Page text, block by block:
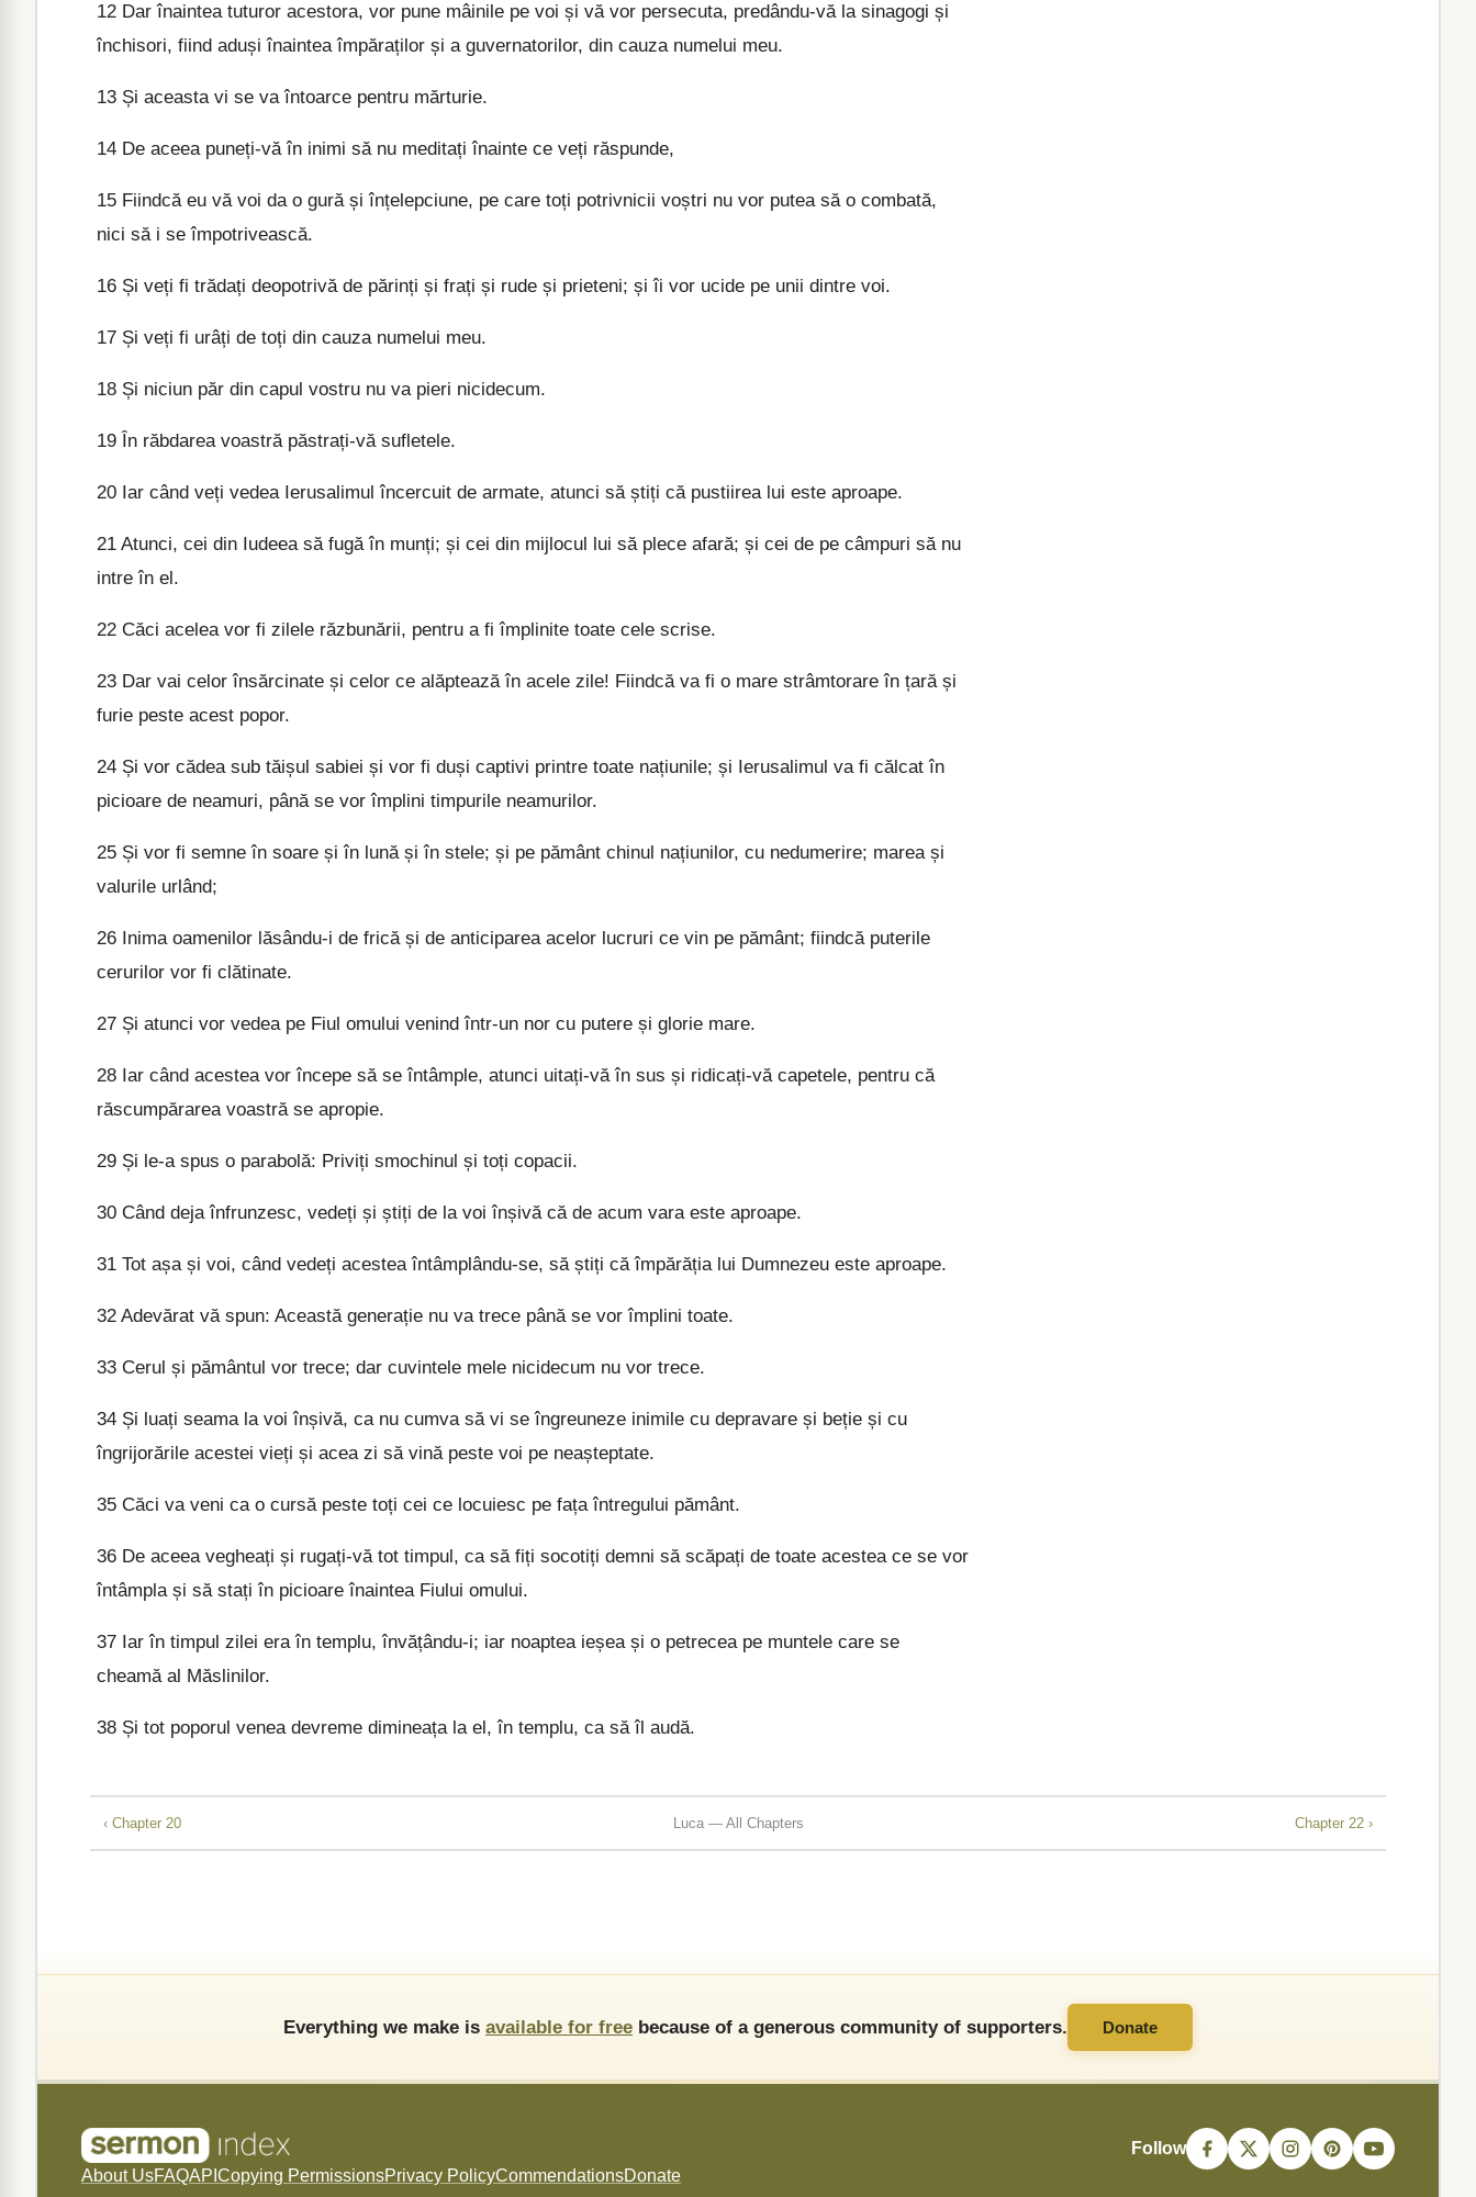
12 Dar înaintea tuturor acestora, vor pune mâinile pe voi și vă vor persecuta, predându-vă la sinagogi și
închisori, fiind aduși înaintea împăraților și a guvernatorilor, din cauza numelui meu.
13 Și aceasta vi se va întoarce pentru mărturie.
14 De aceea puneți-vă în inimi să nu meditați înainte ce veți răspunde,
15 Fiindcă eu vă voi da o gură și înțelepciune, pe care toți potrivnicii voștri nu vor putea să o combată,
nici să i se împotrivească.
16 Și veți fi trădați deopotrivă de părinți și frați și rude și prieteni; și îi vor ucide pe unii dintre voi.
17 Și veți fi urâți de toți din cauza numelui meu.
18 Și niciun păr din capul vostru nu va pieri nicidecum.
19 În răbdarea voastră păstrați-vă sufletele.
20 Iar când veți vedea Ierusalimul încercuit de armate, atunci să știți că pustiirea lui este aproape.
21 Atunci, cei din Iudeea să fugă în munți; și cei din mijlocul lui să plece afară; și cei de pe câmpuri să nu
intre în el.
22 Căci acelea vor fi zilele răzbunării, pentru a fi împlinite toate cele scrise.
23 Dar vai celor însărcinate și celor ce alăptează în acele zile! Fiindcă va fi o mare strâmtorare în țară și
furie peste acest popor.
24 Și vor cădea sub tăișul sabiei și vor fi duși captivi printre toate națiunile; și Ierusalimul va fi călcat în
picioare de neamuri, până se vor împlini timpurile neamurilor.
25 Și vor fi semne în soare și în lună și în stele; și pe pământ chinul națiunilor, cu nedumerire; marea și
valurile urlând;
26 Inima oamenilor lăsându-i de frică și de anticiparea acelor lucruri ce vin pe pământ; fiindcă puterile
cerurilor vor fi clătinate.
27 Și atunci vor vedea pe Fiul omului venind într-un nor cu putere și glorie mare.
28 Iar când acestea vor începe să se întâmple, atunci uitați-vă în sus și ridicați-vă capetele, pentru că
răscumpărarea voastră se apropie.
29 Și le-a spus o parabolă: Priviți smochinul și toți copacii.
30 Când deja înfrunzesc, vedeți și știți de la voi înșivă că de acum vara este aproape.
31 Tot așa și voi, când vedeți acestea întâmplându-se, să știți că împărăția lui Dumnezeu este aproape.
32 Adevărat vă spun: Această generație nu va trece până se vor împlini toate.
33 Cerul și pământul vor trece; dar cuvintele mele nicidecum nu vor trece.
34 Și luați seama la voi înșivă, ca nu cumva să vi se îngreuneze inimile cu depravare și beție și cu
îngrijorările acestei vieți și acea zi să vină peste voi pe neașteptate.
35 Căci va veni ca o cursă peste toți cei ce locuiesc pe fața întregului pământ.
36 De aceea vegheați și rugați-vă tot timpul, ca să fiți socotiți demni să scăpați de toate acestea ce se vor
întâmpla și să stați în picioare înaintea Fiului omului.
37 Iar în timpul zilei era în templu, învățându-i; iar noaptea ieșea și o petrecea pe muntele care se
cheamă al Măslinilor.
38 Și tot poporul venea devreme dimineața la el, în templu, ca să îl audă.
‹ Chapter 20 Luca — All Chapters Chapter 22 ›
Everything we make is available for free because of a generous community of supporters. Donate
About UsFAQAPI Copying PermissionsPrivacy PolicyCommendationsDonate
Follow